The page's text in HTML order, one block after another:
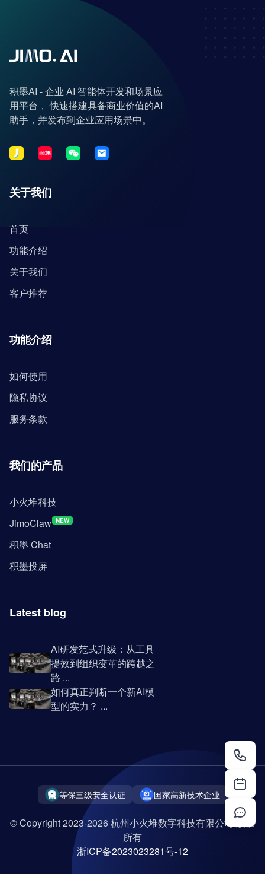
积墨AI - 企业 AI 智能体开发和场景应
用平台， 快速搭建具备商业价值的AI
助手，并发布到企业应用场景中。
关于我们
首页
功能介绍
关于我们
客户推荐
功能介绍
如何使用
隐私协议
服务条款
我们的产品
小火堆科技
JimoClaw NEW
积墨 Chat
积墨投屏
Latest blog
AI研发范式升级：从工具
提效到组织变革的跨越之
路 ...
如何真正判断一个新AI模
型的实力？ ...
等保三级安全认证 国家高新技术企业
© Copyright 2023-2026 杭州小火堆数字科技有限公司 版权
所有
浙ICP备2023023281号-12